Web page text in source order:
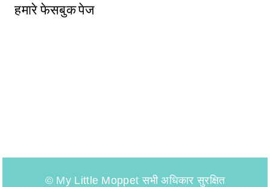
हमारे फेसबुक पेज
© My Little Moppet सभी अधिकार सुरक्षित